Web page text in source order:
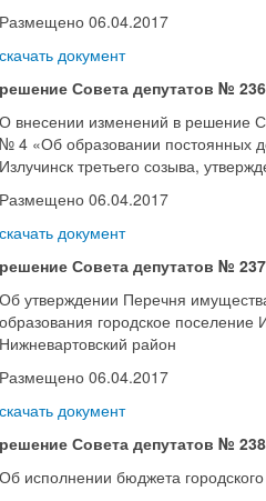
Размещено 06.04.2017
скачать документ
решение Совета депутатов №
О внесении изменений в решение
№ 4 «Об образовании постоянных
Излучинск третьего созыва,
Размещено 06.04.2017
скачать документ
решение Совета депутатов №
Об утверждении Перечня
образования городское поселение
Нижневартовский район
Размещено 06.04.2017
скачать документ
решение Совета депутатов №
Об исполнении бюджета